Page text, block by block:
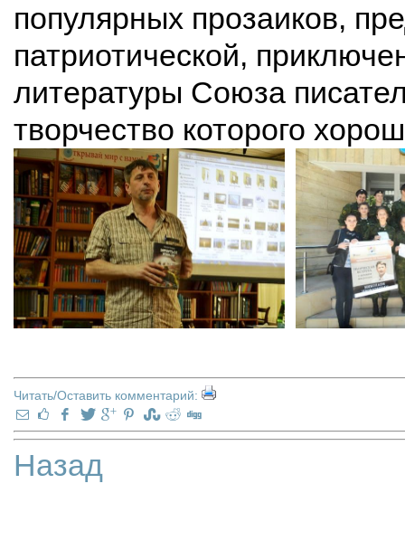
популярных прозаиков,
патриотической,
литературы Союза
творчество которого
Читать/Оставить комментарий:
Назад